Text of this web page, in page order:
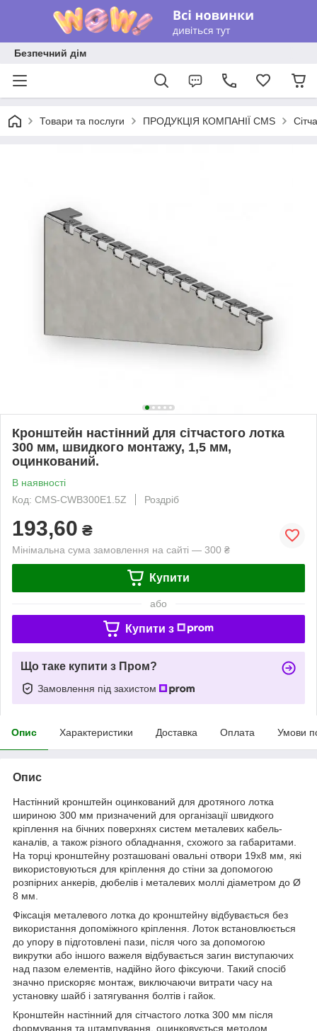
Безпечний дім
Товари та послуги ПРОДУКЦІЯ КОМПАНІЇ CMS
Кронштейн настінний для сітчастого лотка
300 мм, швидкого монтажу, 1,5 мм,
оцинкований.
В наявності
Код: CMS-CWB300E1.5Z
Роздріб
193,60 ₴
Мінімальна сума замовлення на сайті — 300 ₴
Купити
або
Купити з
Що таке купити з Пром?
Замовлення під захистом
Опис Характеристики Доставка Оплата Умови
Опис
Настінний кронштейн оцинкований для дротяного лотка
шириною 300 мм призначений для організації швидкого
кріплення на бічних поверхнях систем металевих кабель-
каналів, а також різного обладнання, схожого за габаритами.
На торці кронштейну розташовані овальні отвори 19х8 мм, які
використовуються для кріплення до стіни за допомогою
розпірних анкерів, дюбелів і металевих моллі діаметром до Ø
8 мм.
Фіксація металевого лотка до кронштейну відбувається без
використання допоміжного кріплення. Лоток встановлюється
до упору в підготовлені пази, після чого за допомогою
викрутки або іншого важеля відбувається загин виступаючих
над пазом елементів, надійно його фіксуючи. Такий спосіб
значно прискоряє монтаж, виключаючи витрати часу на
установку шайб і затягування болтів і гайок.
Кронштейн настінний для сітчастого лотка 300 мм після
формування та штампування, оцинковується методом